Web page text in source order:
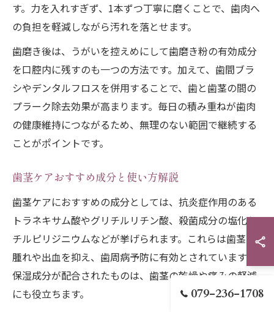
す。力を入れすぎず、1本ずつ丁寧に磨くことで、歯肉へ
の負担を軽減しながら汚れを落とせます。
歯磨き後は、うがいを控えめにして歯磨き粉の有効成分
を口腔内に残すのも一つの方法です。加えて、歯間ブラ
シやデンタルフロスを併用することで、歯と歯茎の間の
プラーク除去効果が高まります。毎日の積み重ねが歯肉
の健康維持につながるため、無理のない範囲で継続する
ことがポイントです。
歯茎ケアおすすめ成分と使い方解説
歯茎ケアにおすすめの成分としては、抗炎症作用のある
トラネキサム酸やグリチルリチン酸、殺菌成分の塩化セ
チルピリジニウムなどが挙げられます。これらは歯茎の
腫れや出血を抑え、歯周病予防に有効とされています。
保湿成分が配合されたものは、歯茎の乾燥や痛みの軽減
にも役立ちます。
079-236-1708